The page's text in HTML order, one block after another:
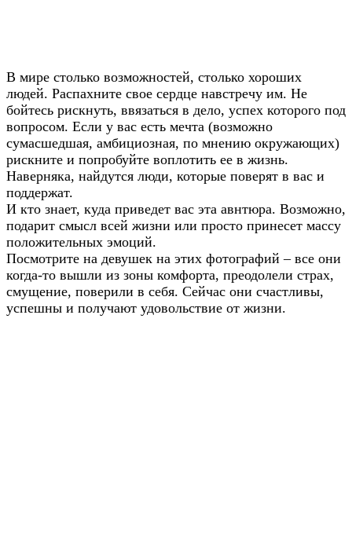
В мире столько возможностей, столько хороших
людей. Распахните свое сердце навстречу им. Не
бойтесь рискнуть, ввязаться в дело, успех которого под
вопросом. Если у вас есть мечта (возможно
сумасшедшая, амбициозная, по мнению окружающих)
рискните и попробуйте воплотить ее в жизнь.
Наверняка, найдутся люди, которые поверят в вас и
поддержат.
И кто знает, куда приведет вас эта авнтюра. Возможно,
подарит смысл всей жизни или просто принесет массу
положительных эмоций.
Посмотрите на девушек на этих фотографий – все они
когда-то вышли из зоны комфорта, преодолели страх,
смущение, поверили в себя. Сейчас они счастливы,
успешны и получают удовольствие от жизни.